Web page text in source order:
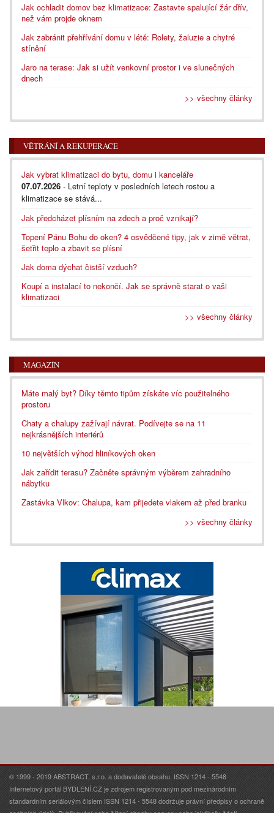
Jak ochladit domov bez klimatizace: Zastavte spalující žár dřív,
než vám projde oknem
Jak zabránit přehřívání domu v létě: Rolety, žaluzie a chytré
stínění
Jaro na terase: Jak si užít venkovní prostor i ve slunečných
dnech
>> všechny články
VĚTRÁNÍ A REKUPERACE
Jak vybrat klimatizaci do bytu, domu i kanceláře
07.07.2026 - Letní teploty v posledních letech rostou a
klimatizace se stává...
Jak předcházet plísním na zdech a proč vznikají?
Topení Pánu Bohu do oken? 4 osvědčené tipy, jak v zimě větrat,
šetřit teplo a zbavit se plísní
Jak doma dýchat čistší vzduch?
Koupí a instalací to nekončí. Jak se správně starat o vaši
klimatizaci
>> všechny články
MAGAZÍN
Máte malý byt? Díky těmto tipům získáte víc použitelného
prostoru
Chaty a chalupy zažívají návrat. Podívejte se na 11
nejkrásnějších interiérů
10 největších výhod hliníkových oken
Jak zařídit terasu? Začněte správným výběrem zahradního
nábytku
Zastávka Vlkov: Chalupa, kam přijedete vlakem až před branku
>> všechny články
© 1999 - 2019 ABSTRACT, s.r.o. a dodavatelé obsahu. ISSN 1214 - 5548
Internetový portál BYDLENÍ.CZ je zdrojem registrovaným pod mezinárodním
standardním seriálovým číslem ISSN 1214 - 5548 dodržuje právní předpisy o ochraně